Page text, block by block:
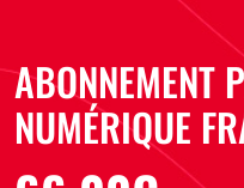
ABONNEMENT
NUMÉRIQUE